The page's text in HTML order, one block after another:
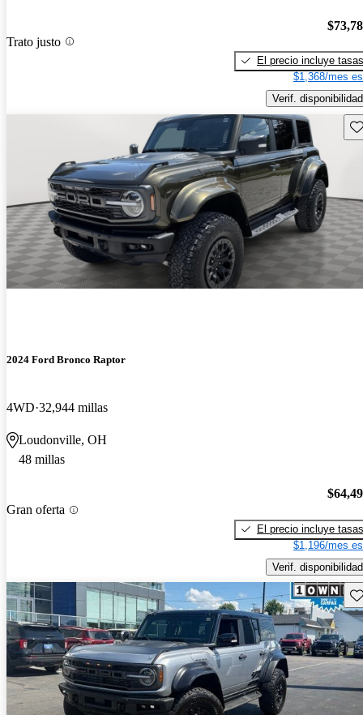
Trato justo
El precio incluye tasas
$1,368/mes
Verif. disponibilidad
2024 Ford Bronco Raptor
4WD 32,944 millas
Loudonville, OH
48 millas
Gran oferta
El precio incluye tasas
$1,196/mes
Verif. disponibilidad